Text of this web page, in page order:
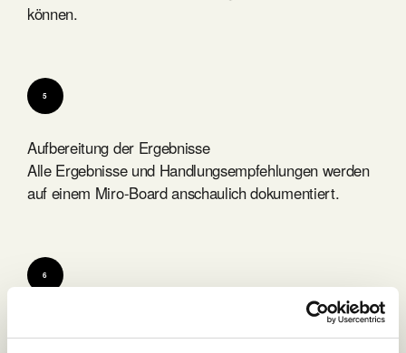
können.
5
Aufbereitung der Ergebnisse
Alle Ergebnisse und Handlungsempfehlungen werden
auf einem Miro-Board anschaulich dokumentiert.
6